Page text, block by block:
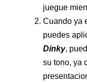
juegue
Cuando ya
puedes
Dinky,
su tono, ya